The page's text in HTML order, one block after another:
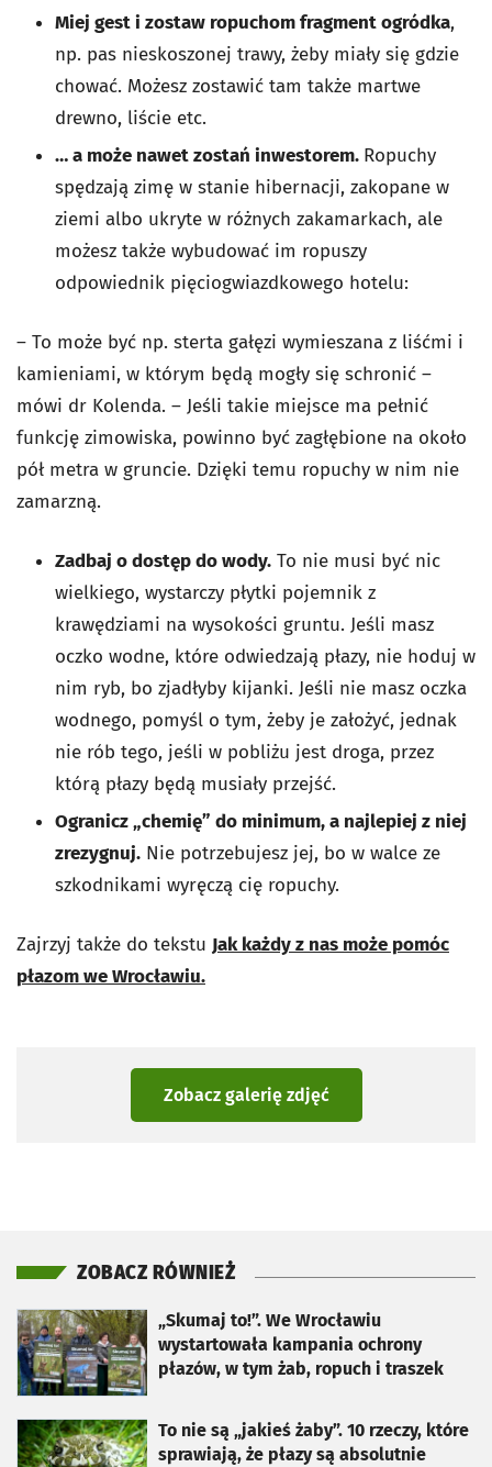
Miej gest i zostaw ropuchom fragment ogródka,
np. pas nieskoszonej trawy, żeby miały się gdzie
chować. Możesz zostawić tam także martwe
drewno, liście etc.
… a może nawet zostań inwestorem. Ropuchy
spędzają zimę w stanie hibernacji, zakopane w
ziemi albo ukryte w różnych zakamarkach, ale
możesz także wybudować im ropuszy
odpowiednik pięciogwiazdkowego hotelu:
– To może być np. sterta gałęzi wymieszana z liśćmi i
kamieniami, w którym będą mogły się schronić –
mówi dr Kolenda. – Jeśli takie miejsce ma pełnić
funkcję zimowiska, powinno być zagłębione na około
pół metra w gruncie. Dzięki temu ropuchy w nim nie
zamarzną.
Zadbaj o dostęp do wody. To nie musi być nic
wielkiego, wystarczy płytki pojemnik z
krawędziami na wysokości gruntu. Jeśli masz
oczko wodne, które odwiedzają płazy, nie hoduj w
nim ryb, bo zjadłyby kijanki. Jeśli nie masz oczka
wodnego, pomyśl o tym, żeby je założyć, jednak
nie rób tego, jeśli w pobliżu jest droga, przez
którą płazy będą musiały przejść.
Ogranicz „chemię” do minimum, a najlepiej z niej
zrezygnuj. Nie potrzebujesz jej, bo w walce ze
szkodnikami wyręczą cię ropuchy.
Zajrzyj także do tekstu Jak każdy z nas może pomóc
płazom we Wrocławiu.
Zobacz galerię zdjęć
ZOBACZ RÓWNIEŻ
„Skumaj to!”. We Wrocławiu
wystartowała kampania ochrony
płazów, w tym żab, ropuch i traszek
otworzy się w nowej karcie
To nie są „jakieś żaby”. 10 rzeczy, które
sprawiają, że płazy są absolutnie
otworzy się w nowej karcie